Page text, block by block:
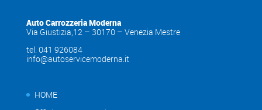
Auto Carrozzeria Moderna
Via Giustizia,12 – 30170 – Venezia Mestre
tel. 041 926084
info@autoservicemoderna.it
HOME